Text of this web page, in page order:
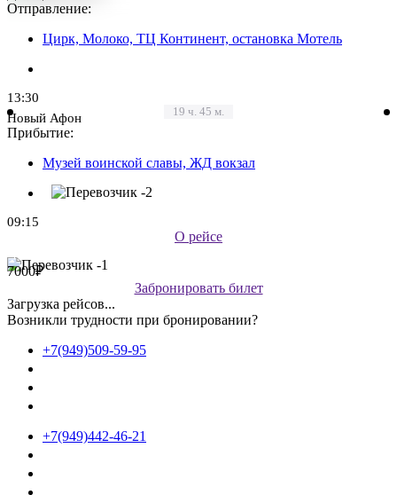
Отправление:
Цирк, Молоко, ТЦ Континент, остановка Мотель
13:30
19 ч. 45 м.
Новый Афон
Прибытие:
Музей воинской славы, ЖД вокзал
09:15
О рейсе
7000₽
Забронировать билет
Загрузка рейсов...
Возникли трудности при бронировании?
+7(949)509-59-95
+7(949)442-46-21